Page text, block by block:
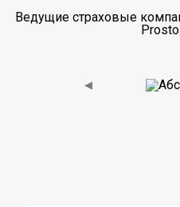
Ведущие страховые
◀